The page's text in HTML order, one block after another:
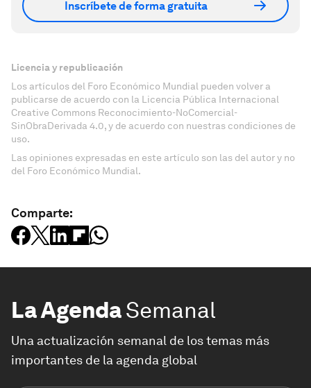
Inscríbete de forma gratuita
Licencia y republicación
Los artículos del Foro Económico Mundial pueden volver a
publicarse de acuerdo con la Licencia Pública Internacional
Creative Commons Reconocimiento-NoComercial-
SinObraDerivada 4.0, y de acuerdo con nuestras condiciones de
uso.
Las opiniones expresadas en este artículo son las del autor y no
del Foro Económico Mundial.
Comparte:
La AgendaSemanal
Una actualización semanal de los temas más
importantes de la agenda global